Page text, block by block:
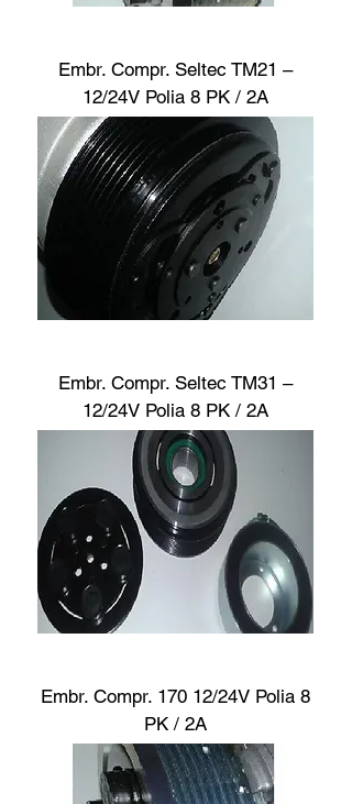
Embr. Compr. Seltec TM21 –
12/24V Polia 8 PK / 2A
Embr. Compr. Seltec TM31 –
12/24V Polia 8 PK / 2A
Embr. Compr. 170 12/24V Polia 8
PK / 2A